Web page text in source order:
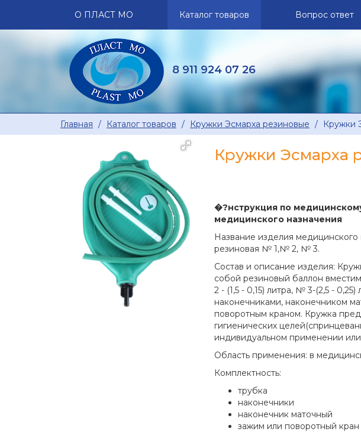
О ПЛАСТ МО Каталогтоваров Вопрос ответ
8 911 924 07 26
Главная Каталогтоваров Кружки Эсмарха резиновые Кружки
Кружки Эсмарха
�?нструкция по
медицинского назначения
Название изделия
резиновая № 1,№ 2, № 3.
Состав и описание изделия:
собой резиновый баллон
2 - (1,5 - 0,15) литра, № 3-(2,5 -
наконечниками, наконечником
поворотным краном. Кружка
гигиенических
индивидуальном применении
Область применения: в
Комплектность:
трубка
наконечники
наконечник маточный
зажим или поворотный кран